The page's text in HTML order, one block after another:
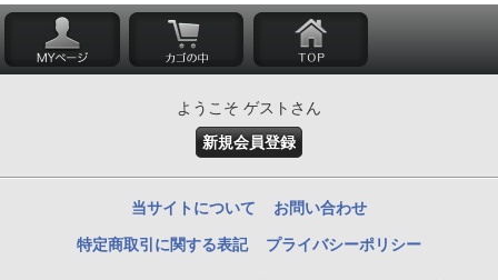
ようこそ ゲストさん
新規会員登録
当サイトについて お問い合わせ
特定商取引に関する表記 プライバシーポリシー